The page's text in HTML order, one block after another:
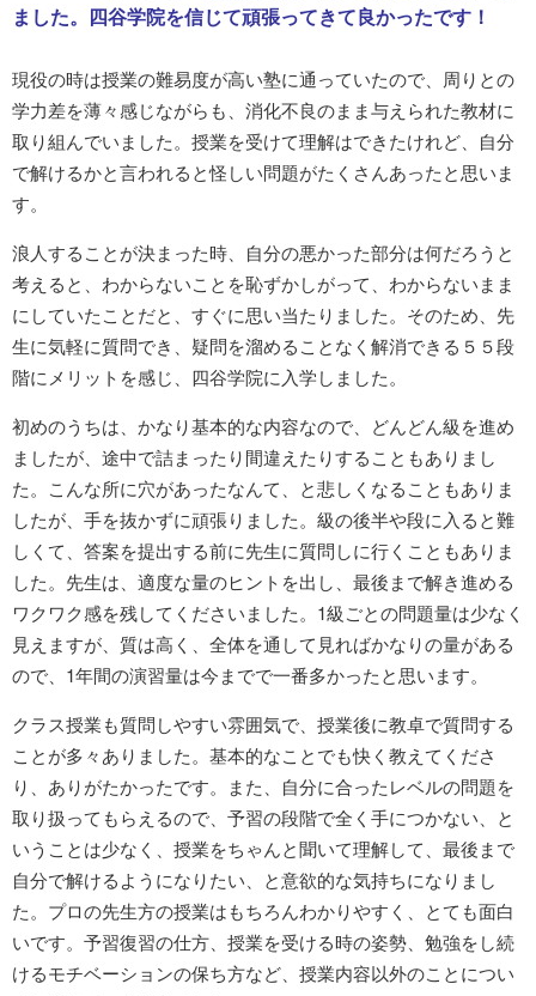
ました。四谷学院を信じて頑張ってきて良かったです！
現役の時は授業の難易度が高い塾に通っていたので、周りとの
学力差を薄々感じながらも、消化不良のまま与えられた教材に
取り組んでいました。授業を受けて理解はできたけれど、自分
で解けるかと言われると怪しい問題がたくさんあったと思いま
す。
浪人することが決まった時、自分の悪かった部分は何だろうと
考えると、わからないことを恥ずかしがって、わからないまま
にしていたことだと、すぐに思い当たりました。そのため、先
生に気軽に質問でき、疑問を溜めることなく解消できる５５段
階にメリットを感じ、四谷学院に入学しました。
初めのうちは、かなり基本的な内容なので、どんどん級を進め
ましたが、途中で詰まったり間違えたりすることもありまし
た。こんな所に穴があったなんて、と悲しくなることもありま
したが、手を抜かずに頑張りました。級の後半や段に入ると難
しくて、答案を提出する前に先生に質問しに行くこともありま
した。先生は、適度な量のヒントを出し、最後まで解き進める
ワクワク感を残してくださいました。1級ごとの問題量は少なく
見えますが、質は高く、全体を通して見ればかなりの量がある
ので、1年間の演習量は今までで一番多かったと思います。
クラス授業も質問しやすい雰囲気で、授業後に教卓で質問する
ことが多々ありました。基本的なことでも快く教えてくださ
り、ありがたかったです。また、自分に合ったレベルの問題を
取り扱ってもらえるので、予習の段階で全く手につかない、と
いうことは少なく、授業をちゃんと聞いて理解して、最後まで
自分で解けるようになりたい、と意欲的な気持ちになりまし
た。プロの先生方の授業はもちろんわかりやすく、とても面白
いです。予習復習の仕方、授業を受ける時の姿勢、勉強をし続
けるモチベーションの保ち方など、授業内容以外のことについ